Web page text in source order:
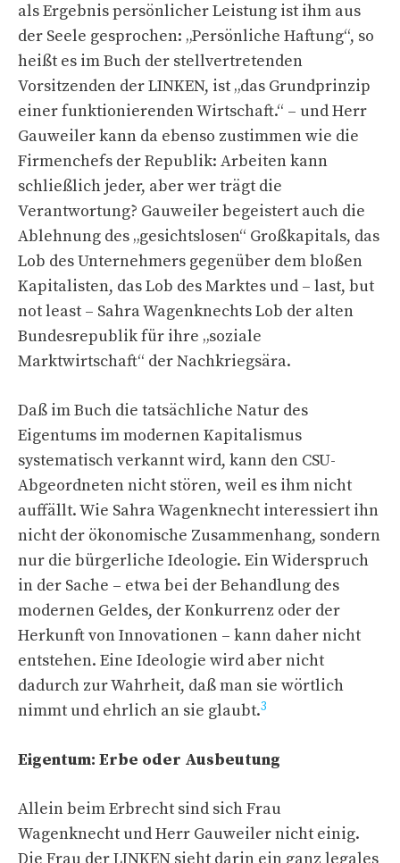
als Ergebnis persönlicher Leistung ist ihm aus
der Seele gesprochen: „Persönliche Haftung“, so
heißt es im Buch der stellvertretenden
Vorsitzenden der LINKEN, ist „das Grundprinzip
einer funktionierenden Wirtschaft.“ – und Herr
Gauweiler kann da ebenso zustimmen wie die
Firmenchefs der Republik: Arbeiten kann
schließlich jeder, aber wer trägt die
Verantwortung? Gauweiler begeistert auch die
Ablehnung des „gesichtslosen“ Großkapitals, das
Lob des Unternehmers gegenüber dem bloßen
Kapitalisten, das Lob des Marktes und – last, but
not least – Sahra Wagenknechts Lob der alten
Bundesrepublik für ihre „soziale
Marktwirtschaft“ der Nachkriegsära.
Daß im Buch die tatsächliche Natur des
Eigentums im modernen Kapitalismus
systematisch verkannt wird, kann den CSU-
Abgeordneten nicht stören, weil es ihm nicht
auffällt. Wie Sahra Wagenknecht interessiert ihn
nicht der ökonomische Zusammenhang, sondern
nur die bürgerliche Ideologie. Ein Widerspruch
in der Sache – etwa bei der Behandlung des
modernen Geldes, der Konkurrenz oder der
Herkunft von Innovationen – kann daher nicht
entstehen. Eine Ideologie wird aber nicht
dadurch zur Wahrheit, daß man sie wörtlich
nimmt und ehrlich an sie glaubt.3
Eigentum: Erbe oder Ausbeutung
Allein beim Erbrecht sind sich Frau
Wagenknecht und Herr Gauweiler nicht einig.